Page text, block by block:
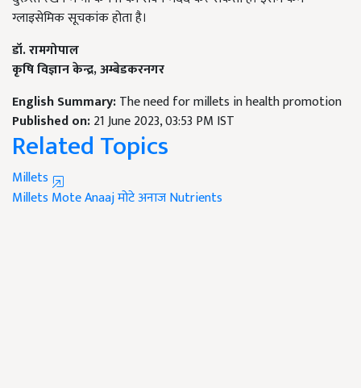
ग्लाइसेमिक सूचकांक होता है।
डॉ. रामगोपाल
कृषि विज्ञान केन्द्र,अम्बेडकरनगर
English Summary:The need for millets in health promotion
Published on:21 June 2023, 03:53 PM IST
Related Topics
Millets
Millets Mote Anaajमोटे अनाजNutrients